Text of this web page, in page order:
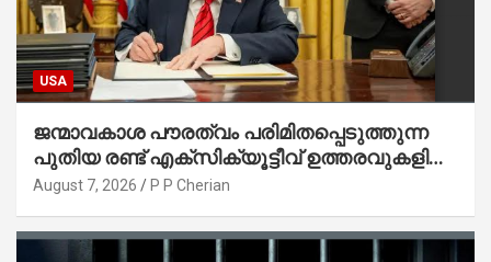
USA
ജന്മാവകാശ പൗരത്വം പരിമിതപ്പെടുത്തുന്ന
പുതിയ രണ്ട് എക്സിക്യൂട്ടീവ് ഉത്തരവുകളിൽ
ട്രംപ് ഒപ്പുവെച്ചു
August 7, 2026 P P Cherian